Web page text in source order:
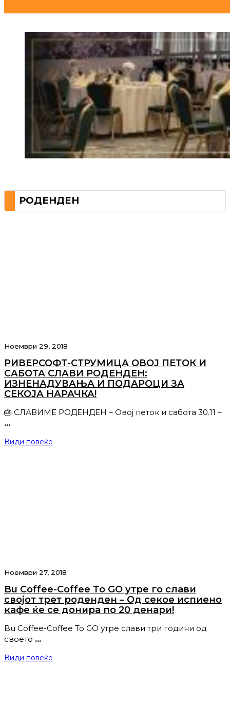
РОДЕНДЕН
Ноември 29, 2018
РИВЕРСОФТ-СТРУМИЦА ОВОЈ ПЕТОК И
САБОТА СЛАВИ РОДЕНДЕН:
ИЗНЕНАДУВАЊА И ПОДАРОЦИ ЗА
СЕКОЈА НАРАЧКА!
🎂 СЛАВИМЕ РОДЕНДЕН – Овој петок и сабота 30.11 –
…
Види повеќе
Ноември 27, 2018
Bu Coffee-Coffee To GO утре го слави
својот трет роденден – Од секое испиено
кафе ќе се донира по 20 денари!
Bu Coffee-Coffee To GO утре слави три години од
своето …
Види повеќе